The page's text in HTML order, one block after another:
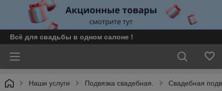
Всё для свадьбы в одном салоне !
Наши услуги Подвязка свадебная. Свадебная